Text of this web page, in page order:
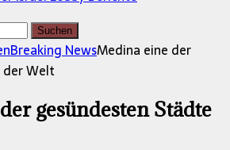
Breaking NewsMedina eine der
Welt
gesündesten Städte